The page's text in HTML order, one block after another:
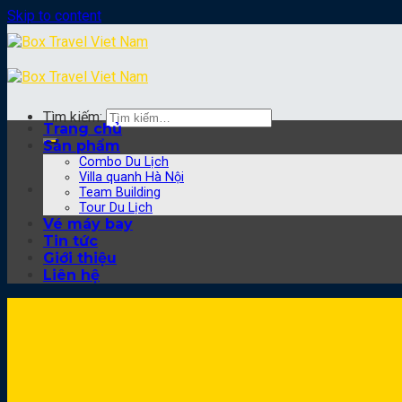
Skip to content
Tìm kiếm:
Trang chủ
Sản phẩm
Combo Du Lịch
Villa quanh Hà Nội
Team Building
Tour Du Lịch
Vé máy bay
Tin tức
Giới thiệu
Liên hệ